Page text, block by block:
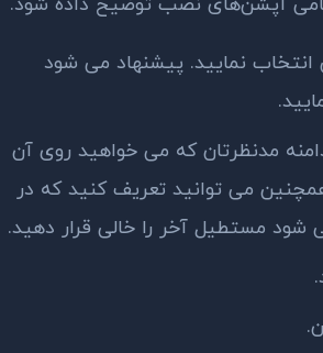
نمایید. پیشنهاد می شود
مدنظرتان که می خواهید روی آن
می توانید تعریف کنید که در
مستطیل آخر را خالی قرار دهید.